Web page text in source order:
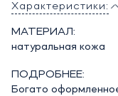
Характеристики:
МАТЕРИАЛ:
натуральная кожа
ПОДРОБНЕЕ:
Богато